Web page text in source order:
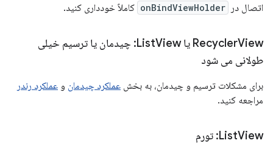
اتصال در
onBindViewHolder کاملاً خودداری کنید.
RecyclerView یا List
View: چیدمان یا ترسیم خیلی
طولانی می شود
برای مشکلات ترسیم و چیدمان، به بخش عملکرد چیدمان و عملکرد رندر
مراجعه کنید.
ListView: تورم